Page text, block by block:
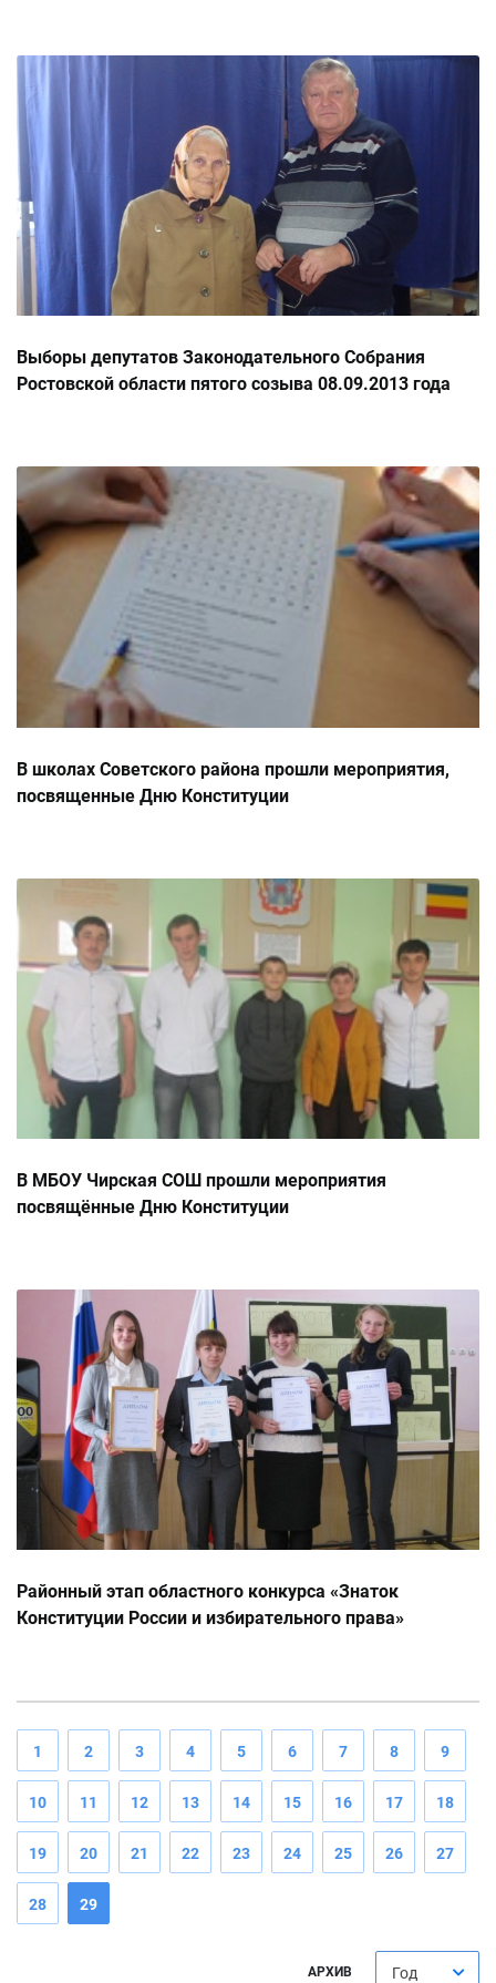
Выборы депутатов Законодательного Собрания
Ростовской области пятого созыва 08.09.2013 года
В школах Советского района прошли мероприятия,
посвященные Дню Конституции
В МБОУ Чирская СОШ прошли мероприятия
посвящённые Дню Конституции
Районный этап областного конкурса «Знаток
Конституции России и избирательного права»
1 2 3 4 5 6 7 8 9
10 11 12 13 14 15 16 17 18
19 20 21 22 23 24 25 26 27
28 29
АРХИВ Год